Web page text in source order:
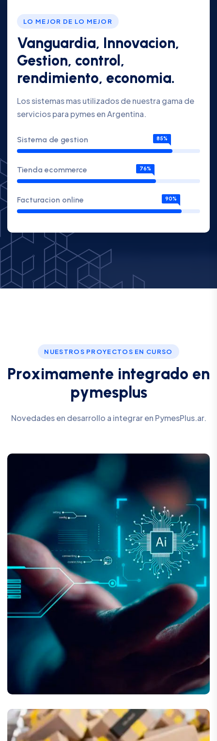
LO MEJOR DE LO MEJOR
Vanguardia, Innovacion,
Gestion, control,
rendimiento, economia.
Los sistemas mas utilizados de nuestra gama de
servicios para pymes en Argentina.
Sistema de gestion 85%
Tienda ecommerce 76%
Facturacion online 90%
NUESTROS PROYECTOS EN CURSO
Proximamente integrado en
pymesp us
Novedades en desarrollo a integrar en PymesPlus.ar.